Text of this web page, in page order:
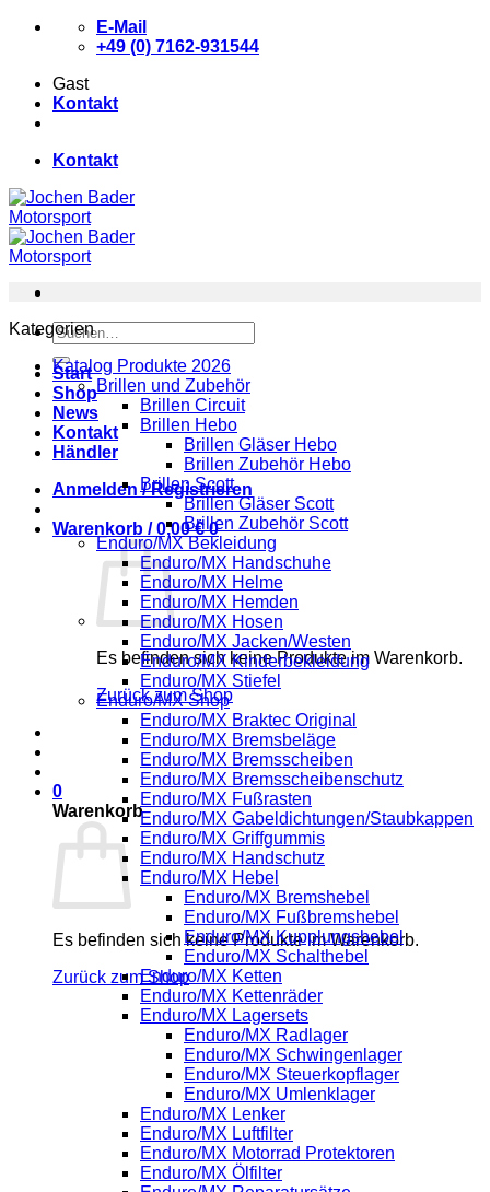
Zum
E-Mail
+49 (0) 7162-931544
Gast
Kontakt
Kontakt
Suchen
nach:
Start
Shop
News
Kontakt
Händler
Anmelden / Registrieren
Warenkorb /0,00€ 0
Es befinden sich keine Produkte im Warenkorb.
Zurück zum Shop
0
Warenkorb
Es befinden sich keine Produkte im Warenkorb.
Zurück zum Shop
Kategorien
Katalog Produkte 2026
Brillen und Zubehör
Brillen Circuit
Brillen Hebo
Brillen Gläser Hebo
Brillen Zubehör Hebo
Brillen Scott
Brillen Gläser Scott
Brillen Zubehör Scott
Enduro/MX Bekleidung
Enduro/MX Handschuhe
Enduro/MX Helme
Enduro/MX Hemden
Enduro/MX Hosen
Enduro/MX Jacken/Westen
Enduro/MX Kinderbekleidung
Enduro/MX Stiefel
Enduro/MX Shop
Enduro/MX Braktec Original
Enduro/MX Bremsbeläge
Enduro/MX Bremsscheiben
Enduro/MX Bremsscheibenschutz
Enduro/MX Fußrasten
Enduro/MX Gabeldichtungen/Staubkappen
Enduro/MX Griffgummis
Enduro/MX Handschutz
Enduro/MX Hebel
Enduro/MX Bremshebel
Enduro/MX Fußbremshebel
Enduro/MX Kupplungshebel
Enduro/MX Schalthebel
Enduro/MX Ketten
Enduro/MX Kettenräder
Enduro/MX Lagersets
Enduro/MX Radlager
Enduro/MX Schwingenlager
Enduro/MX Steuerkopflager
Enduro/MX Umlenklager
Enduro/MX Lenker
Enduro/MX Luftfilter
Enduro/MX Motorrad Protektoren
Enduro/MX Ölfilter